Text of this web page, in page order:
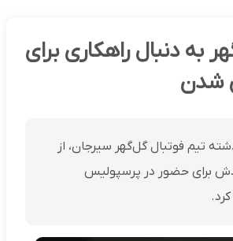
به دنبال راهکاری برای
شدن
تیم فوتبال گل‌گهر سیرجان، از
برای حضور در پرسپولیس